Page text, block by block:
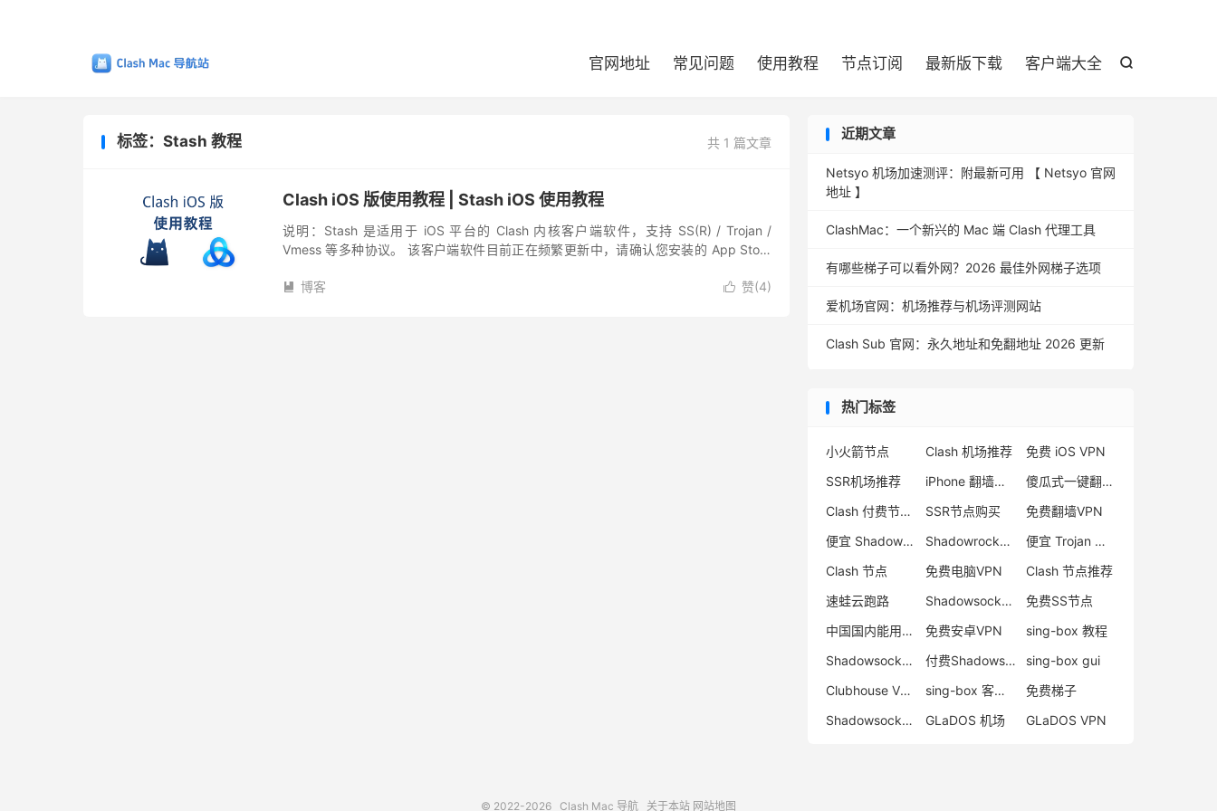

官网地址 常见问题 使用教程 节点订阅 最新版下载 客户端大全
共 1 篇文章
标签：Stash 教程
Clash iOS 版使用教程 | Stash iOS 使用教程
说明：Stash 是适用于 iOS 平台的 Clash 内核客户端软件，支持 SS(R) / Trojan /
Vmess 等多种协议。 该客户端软件目前正在频繁更新中，请确认您安装的 App Store
 赞(4)
 博客
近期文章
Netsyo 机场加速测评：附最新可用 【 Netsyo 官网
地址 】
ClashMac：一个新兴的 Mac 端 Clash 代理工具
有哪些梯子可以看外网？2026 最佳外网梯子选项
爱机场官网：机场推荐与机场评测网站
Clash Sub 官网：永久地址和免翻地址 2026 更新
热门标签
小火箭节点 Clash 机场推荐
免费 iOS VPN
SSR机场推荐
iPhone 翻墙代理软件
傻瓜式一键翻墙VPN客户端
Clash 付费节点购买
SSR节点购买
免费翻墙VPN
便宜 Shadowsocks 购买
Shadowrocket 地址
便宜 Trojan 购买
Clash 节点
免费电脑VPN
Clash 节点推荐
速蛙云跑路
Shadowsocks 付费节点
免费SS节点
中国国内能用的翻墙VPN推荐
免费安卓VPN
sing-box 教程
Shadowsocks 节点哪里买
付费Shadowsocks推荐
sing-box gui
Clubhouse VPN
sing-box 客户端配置
免费梯子
Shadowsocks 服务器
GLaDOS 机场 GLaDOS VPN
© 2022-2026 Clash Mac 导航 关于本站 网站地图